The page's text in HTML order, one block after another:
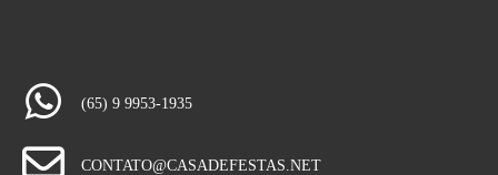
(65) 9 9953-1935
CONTATO@CASADEFESTAS.NET